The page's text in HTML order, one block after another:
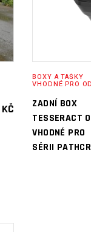
KČ
BOXY A TAŠKY
VHODNÉ PRO
ZADNÍ BOX
TESSERACT
VHODNÉ PRO
SÉRII